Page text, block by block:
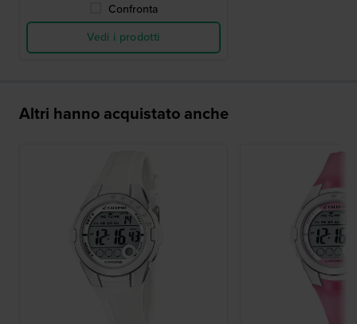
Confronta
Vedi i prodotti
Altri hanno acquistato anche